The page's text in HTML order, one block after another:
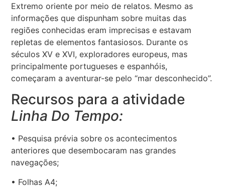
Extremo oriente por meio de relatos. Mesmo as
informações que dispunham sobre muitas das
regiões conhecidas eram imprecisas e estavam
repletas de elementos fantasiosos. Durante os
séculos XV e XVI, exploradores europeus, mas
principalmente portugueses e espanhóis,
começaram a aventurar-se pelo “mar desconhecido”.
Recursos para a atividade
Linha Do Tempo:
• Pesquisa prévia sobre os acontecimentos
anteriores que desembocaram nas grandes
navegações;
• Folhas A4;